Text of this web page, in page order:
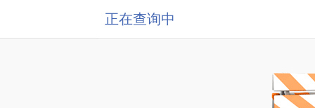
正在查询中